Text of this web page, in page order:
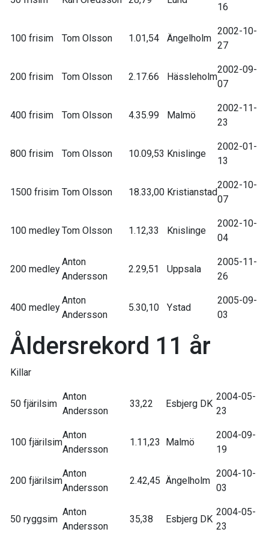
16
100 frisim Tom Olsson 1.01,54 Ängelholm
2002-10-
27
200 frisim Tom Olsson 2.17.66 Hässleholm
2002-09-
07
400 frisim Tom Olsson 4.35.99 Malmö
2002-11-
23
800 frisim Tom Olsson 10.09,53 Knislinge
2002-01-
13
1500 frisim Tom Olsson 18.33,00 Kristianstad
2002-10-
07
100 medleyTom Olsson 1.12,33 Knislinge
2002-10-
04
200 medley
Anton
Andersson
2.29,51 Uppsala
2005-11-
26
400 medley
Anton
Andersson
5.30,10 Ystad
2005-09-
03
Åldersrekord 11 år
Killar
50 fjärilsim
Anton
Andersson
33,22 Esbjerg DK
2004-05-
23
100 fjärilsim
Anton
Andersson
1.11,23 Malmö
2004-09-
19
200 fjärilsim
Anton
Andersson
2.42,45 Ängelholm
2004-10-
03
50 ryggsim
Anton
Andersson
35,38 Esbjerg DK
2004-05-
23